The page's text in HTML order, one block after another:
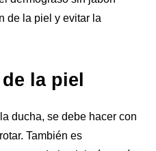
de la piel y evitar la
la piel
ducha, se debe hacer con
También es